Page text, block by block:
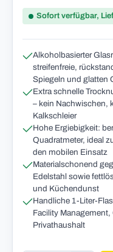
Sofort verfügbar,
Alkoholbasierter
streifenfreie,
Spiegeln und glatten
Extra schnelle
– kein Nachwischen,
Kalkschleier
Hohe Ergiebigkeit:
Quadratmeter, ideal
den mobilen Einsatz
Materialschonend
Edelstahl sowie
und Küchendunst
Handliche 1-Liter-
Facility
Privathaushalt